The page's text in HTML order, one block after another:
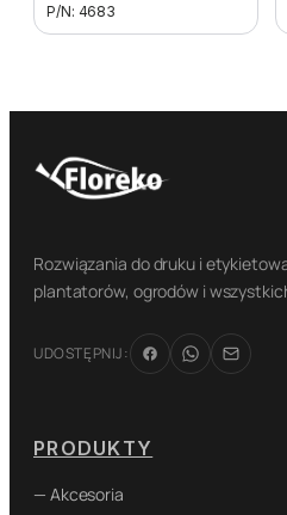
P/N: 4683
Rozwiązania do druku i
plantatorów, ogrodów i
UDOSTĘPNIJ:
PRODUKTY
— Akcesoria